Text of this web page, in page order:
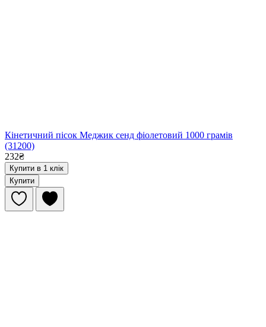
Кінетичний пісок Меджик сенд фіолетовий 1000 грамів
(31200)
232₴
Купити в 1 клік
Купити